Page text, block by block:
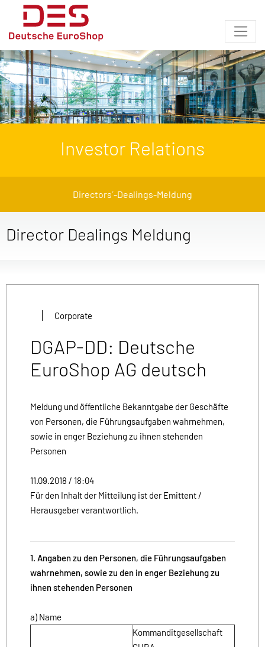
Investor Relations
Directors´-Dealings-Meldung
Director Dealings Meldung
Corporate
DGAP-DD: Deutsche
EuroShop AG deutsch
Meldung und öffentliche Bekanntgabe der Geschäfte
von Personen, die Führungsaufgaben wahrnehmen,
sowie in enger Beziehung zu ihnen stehenden
Personen
11.09.2018 / 18:04
Für den Inhalt der Mitteilung ist der Emittent /
Herausgeber verantwortlich.
1. Angaben zu den Personen, die Führungsaufgaben
wahrnehmen, sowie zu den in enger Beziehung zu
ihnen stehenden Personen
a) Name
Kommanditgesellschaft